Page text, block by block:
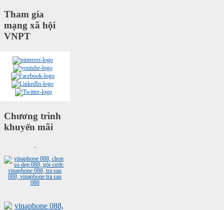
Tham gia
mạng xã hội
VNPT
Chương trình
khuyến mãi